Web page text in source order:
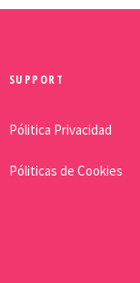
SUPPORT
Pólitica Privacidad
Póliticas de Cookies